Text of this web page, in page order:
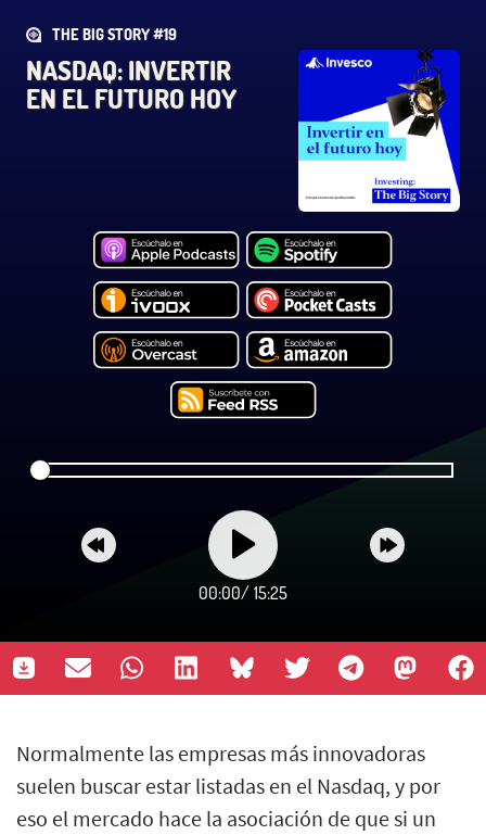
THE BIG STORY #19
NASDAQ: INVERTIR
EN EL FUTURO HOY
00:00/ 15:25
Normalmente las empresas más innovadoras
suelen buscar estar listadas en el Nasdaq, y por
eso el mercado hace la asociación de que si un